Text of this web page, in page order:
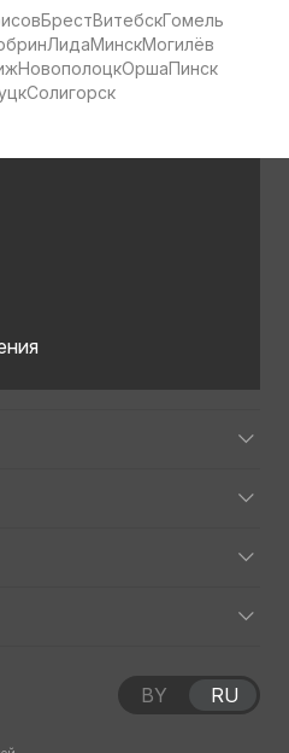
БрестВитебскГомель
ЛидаМинскМогилёв
НовополоцкОршаПинск
Солигорск
BY RU